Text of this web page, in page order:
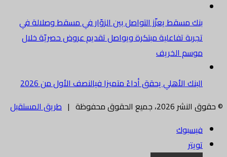
بنك مسقط يعزّز التواصل بين الزوّار في مسقط وصلالة في
تجربة تفاعلية مبتكرة ويواصل تقديم عروض حصريّة خلال
موسم الخريف
البنك الأهلي يحقق أداءً متميزا فيالنصف الأول من 2026
© حقوق النشر 2026، جميع الحقوق محفوظة |
طريق المستقبل
فيسبوك
تويتر